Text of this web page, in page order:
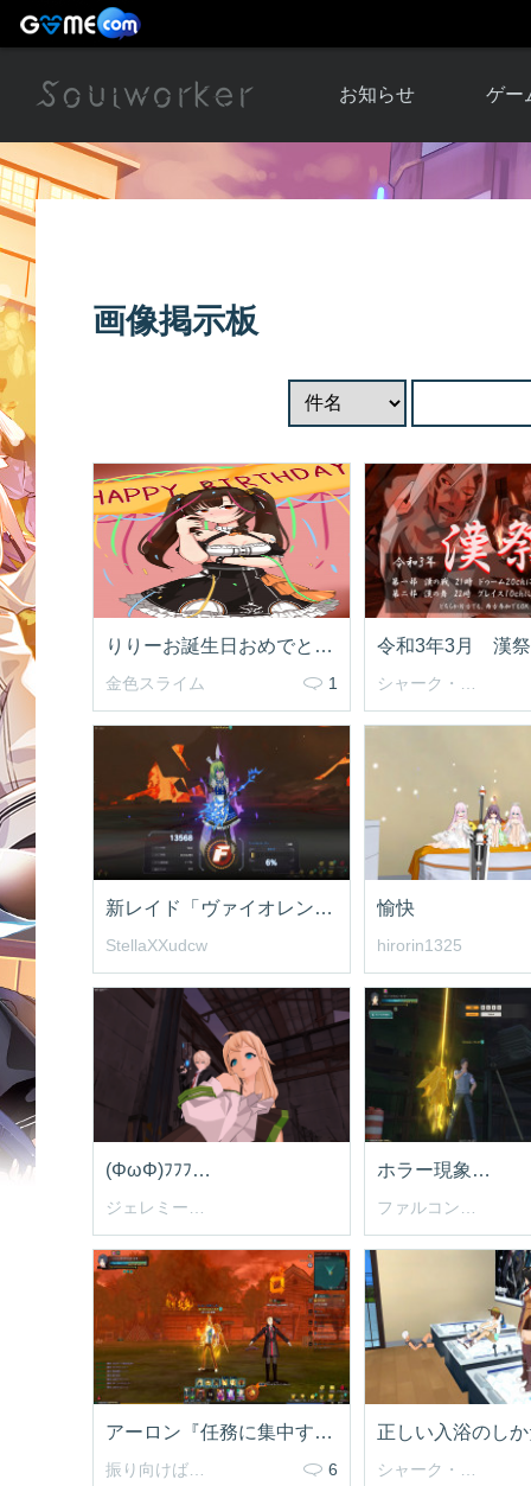
お知らせ
お知らせ一覧
ゲー
ソウ
アップ
画像掲示板
りりーお誕生日おめでとう!!
金色スライム 1
令和3年3月 漢祭
シャーク・エイン
新レイド「ヴァイオレント・サン」初回クリア
StellaXXudcw
愉快
hirorin1325
(ΦωΦ)ﾌﾌﾌ…
ジェレミート君
ホラー現象…
ファルコン・ランチ
アーロン『任務に集中するように！』
振り向けばさとまき 6
正しい入浴のし
シャーク・エイン